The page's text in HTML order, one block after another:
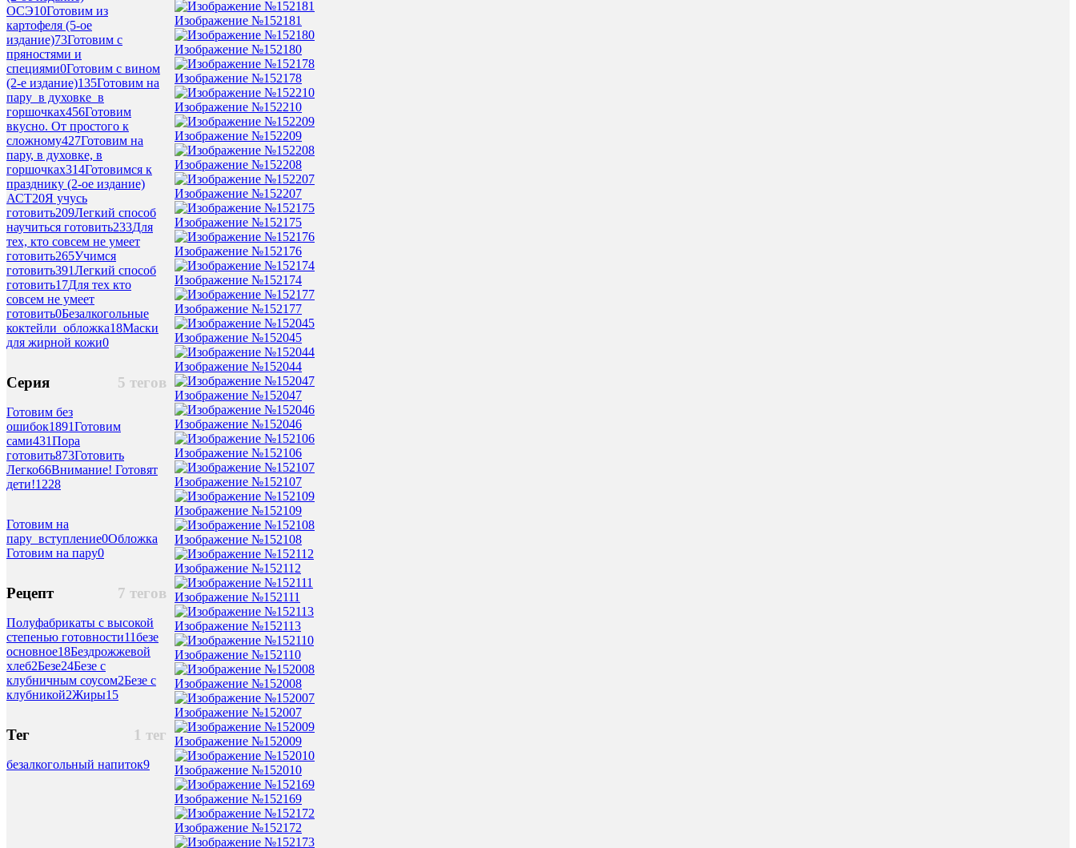
ОСЭ10Готовим из
картофеля (5-ое
издание)73Готовим с
пряностями и
специями0Готовим с вином
(2-е издание)135Готовим на
пару_в духовке_в
горшочках456Готовим
вкусно. От простого к
сложному427Готовим на
пару, в духовке, в
горшочках314Готовимся к
празднику (2-ое издание)
АСТ20Я учусь
готовить209Легкий способ
научиться готовить233Для
тех, кто совсем не умеет
готовить265Учимся
готовить391Легкий способ
готовить17Для тех кто
совсем не умеет
готовить0Безалкогольные
коктейли_обложка18Маски
для жирной кожи0
5 тегов
Серия
Готовим без
ошибок1891Готовим
сами431Пора
готовить873Готовить
Легко66Внимание! Готовят
дети!1228
Готовим на
пару_вступление0Обложка
Готовим на пару0
7 тегов
Рецепт
Полуфабрикаты с высокой
степенью готовности11безе
основное18Бездрожжевой
хлеб2Безе24Безе с
клубничным соусом2Безе с
клубникой2Жиры15
1 тег
Тег
безалкогольный напиток9
Изображение №152181
Изображение №152180
Изображение №152178
Изображение №152210
Изображение №152209
Изображение №152208
Изображение №152207
Изображение №152175
Изображение №152176
Изображение №152174
Изображение №152177
Изображение №152045
Изображение №152044
Изображение №152047
Изображение №152046
Изображение №152106
Изображение №152107
Изображение №152109
Изображение №152108
Изображение №152112
Изображение №152111
Изображение №152113
Изображение №152110
Изображение №152008
Изображение №152007
Изображение №152009
Изображение №152010
Изображение №152169
Изображение №152172